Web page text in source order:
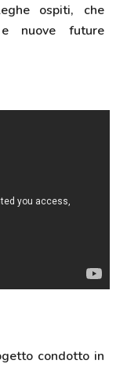
ospiti, che
nuove future
condotto in